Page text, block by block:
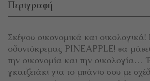
Περιγραφή
Σκέψου οικονομικά και
οδοντόκρεμας PINEAPPLE! θα
την οικονομία και την οικολογία…
γκατζετάκι για το μπάνιο σου με